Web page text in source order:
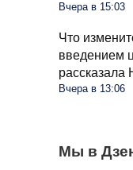
Вчера в 15:03
Что
введением
рассказала
Вчера в 13:06
Мы в
Пенсия в РФ
месяц: что
Трудовая
Помидоры